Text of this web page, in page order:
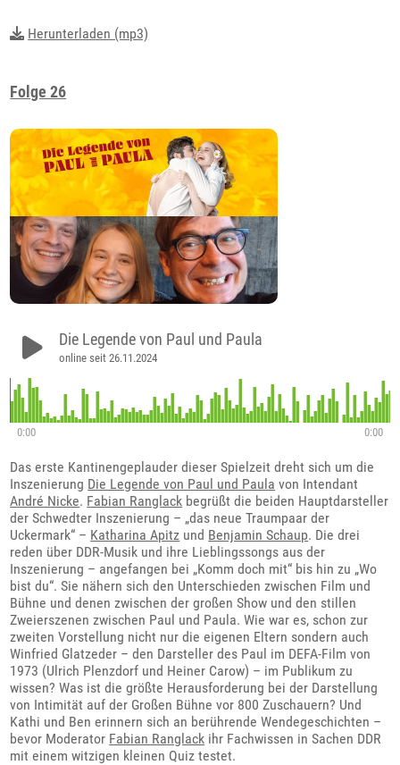
Herunterladen (mp3)
Folge 26
Die Legende von Paul und Paula
online seit 26.11.2024
0:00
0:00
Das erste Kantinengeplauder dieser Spielzeit dreht sich um die
Inszenierung Die Legende von Paul und Paula von Intendant
André Nicke. Fabian Ranglack begrüßt die beiden Hauptdarsteller
der Schwedter Inszenierung – „das neue Traumpaar der
Uckermark“ – Katharina Apitz und Benjamin Schaup. Die drei
reden über DDR-Musik und ihre Lieblingssongs aus der
Inszenierung – angefangen bei „Komm doch mit“ bis hin zu „Wo
bist du“. Sie nähern sich den Unterschieden zwischen Film und
Bühne und denen zwischen der großen Show und den stillen
Zweierszenen zwischen Paul und Paula. Wie war es, schon zur
zweiten Vorstellung nicht nur die eigenen Eltern sondern auch
Winfried Glatzeder – den Darsteller des Paul im DEFA-Film von
1973 (Ulrich Plenzdorf und Heiner Carow) – im Publikum zu
wissen? Was ist die größte Herausforderung bei der Darstellung
von Intimität auf der Großen Bühne vor 800 Zuschauern? Und
Kathi und Ben erinnern sich an berührende Wendegeschichten –
bevor Moderator Fabian Ranglack ihr Fachwissen in Sachen DDR
mit einem witzigen kleinen Quiz testet.